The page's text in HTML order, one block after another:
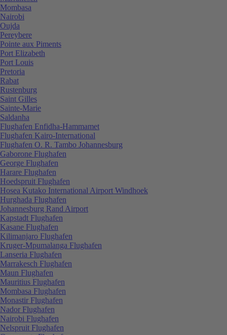
Mombasa
Nairobi
Oujda
Pereybere
Pointe aux Piments
Port Elizabeth
Port Louis
Pretoria
Rabat
Rustenburg
Saint Gilles
Sainte-Marie
Saldanha
Flughafen Enfidha-Hammamet
Flughafen Kairo-International
Flughafen O. R. Tambo Johannesburg
Gaborone Flughafen
George Flughafen
Harare Flughafen
Hoedspruit Flughafen
Hosea Kutako International Airport Windhoek
Hurghada Flughafen
Johannesburg Rand Airport
Kapstadt Flughafen
Kasane Flughafen
Kilimanjaro Flughafen
Kruger-Mpumalanga Flughafen
Lanseria Flughafen
Marrakesch Flughafen
Maun Flughafen
Mauritius Flughafen
Mombasa Flughafen
Monastir Flughafen
Nador Flughafen
Nairobi Flughafen
Nelspruit Flughafen